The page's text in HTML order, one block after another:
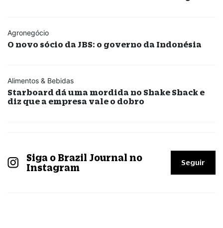
Agronegócio
O novo sócio da JBS: o governo da Indonésia
Alimentos & Bebidas
Starboard dá uma mordida no Shake Shack e
diz que a empresa vale o dobro
Siga o Brazil Journal no
Instagram
Seguir